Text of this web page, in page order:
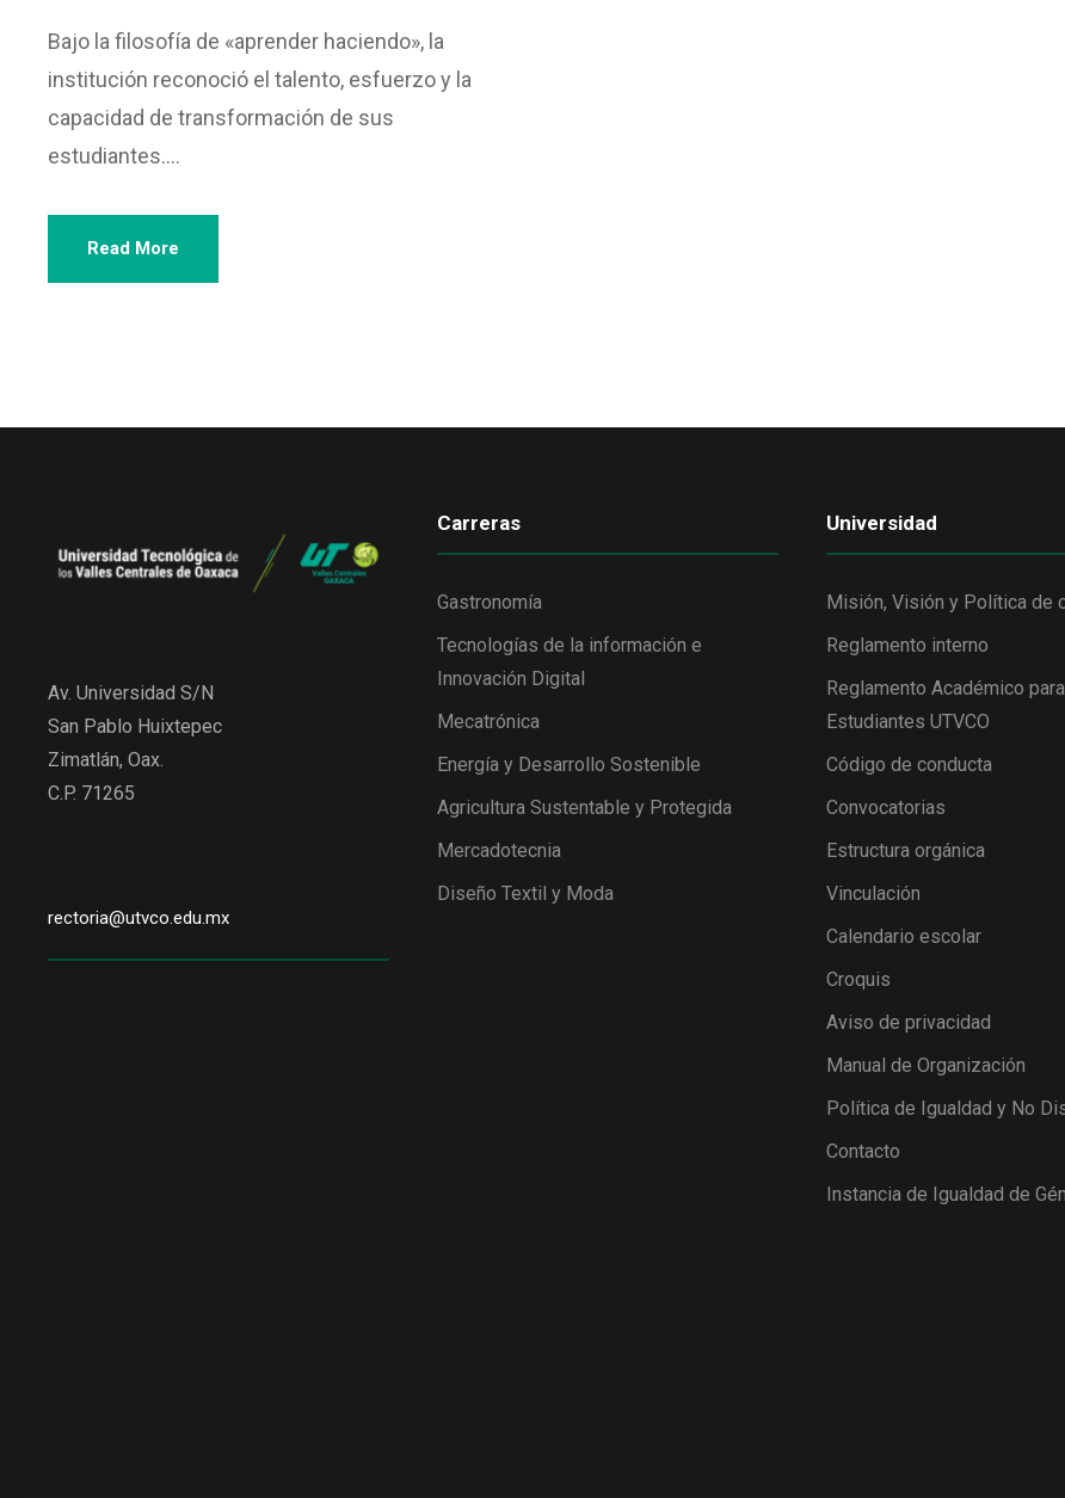
Bajo la filosofía de «aprender haciendo», la
institución reconoció el talento, esfuerzo y la
capacidad de transformación de sus
estudiantes....
Read More
Av. Universidad S/N
San Pablo Huixtepec
Zimatlán, Oax.
C.P. 71265
rectoria@utvco.edu.mx
Carreras
Gastronomía
Tecnologías de la información e
Innovación Digital
Mecatrónica
Energía y Desarrollo Sostenible
Agricultura Sustentable y Protegida
Mercadotecnia
Diseño Textil y Moda
Universidad
Misión, Visión y Política de
Reglamento interno
Reglamento Académico para
Estudiantes UTVCO
Código de conducta
Convocatorias
Estructura orgánica
Vinculación
Calendario escolar
Croquis
Aviso de privacidad
Manual de Organización
Política de Igualdad y No
Contacto
Instancia de Igualdad de